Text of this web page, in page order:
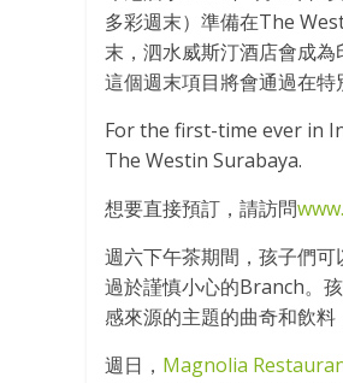
多彩週末）準備在The
末，泗水威斯汀酒店會成
這個週末項目將會通過在特
For the first-time ever in
The Westin Surabaya.
想要直接預訂，請訪問
週六下午茶期間，孩子們
過於謹慎小心的Branch。
感來源的主題的曲奇和飲料
週日， Magnolia